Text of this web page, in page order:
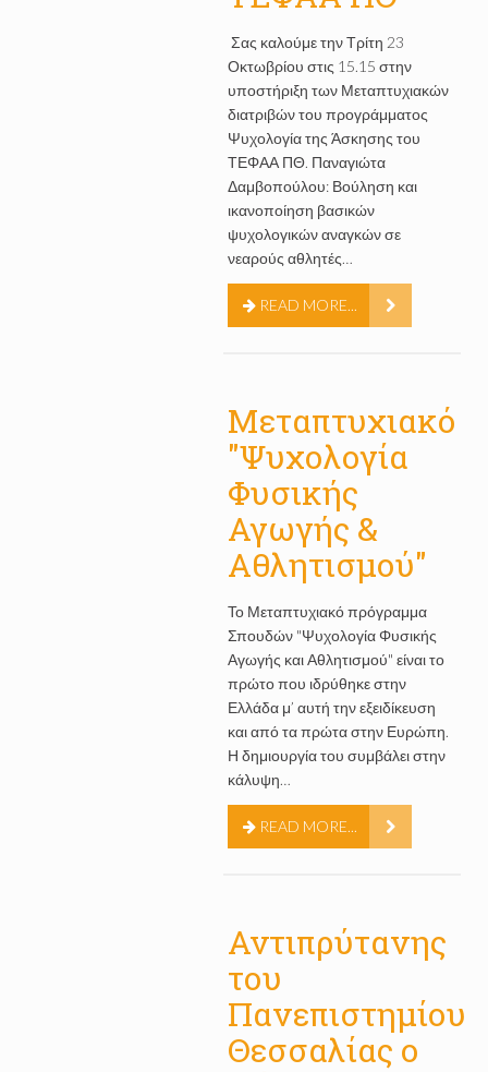
Σας καλούμε την Τρίτη 23
Οκτωβρίου στις 15.15 στην
υποστήριξη των Μεταπτυχιακών
διατριβών του προγράμματος
Ψυχολογία της Άσκησης του
ΤΕΦΑΑ ΠΘ. Παναγιώτα
Δαμβοπούλου: Βούληση και
ικανοποίηση βασικών
ψυχολογικών αναγκών σε
νεαρούς αθλητές…
READ MORE...
Μεταπτυχιακό
"Ψυχολογία
Φυσικής
Αγωγής &
Αθλητισμού"
Το Μεταπτυχιακό πρόγραμμα
Σπουδών "Ψυχολογία Φυσικής
Αγωγής και Αθλητισμού" είναι το
πρώτο που ιδρύθηκε στην
Ελλάδα μ’ αυτή την εξειδίκευση
και από τα πρώτα στην Ευρώπη.
Η δημιουργία του συμβάλει στην
κάλυψη…
READ MORE...
Αντιπρύτανης
του
Πανεπιστημίου
Θεσσαλίας ο